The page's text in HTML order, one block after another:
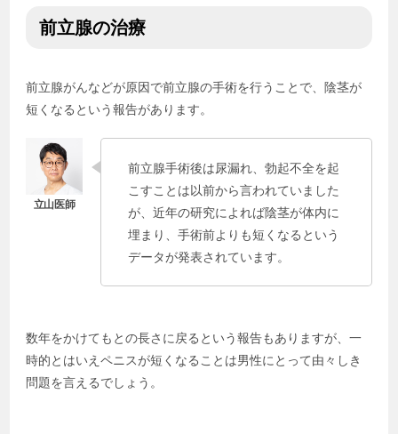
前立腺の治療
前立腺がんなどが原因で前立腺の手術を行うことで、陰茎が
短くなるという報告があります。
前立腺手術後は尿漏れ、勃起不全を起
こすことは以前から言われていました
が、近年の研究によれば陰茎が体内に
埋まり、手術前よりも短くなるという
データが発表されています。
数年をかけてもとの長さに戻るという報告もありますが、一
時的とはいえペニスが短くなることは男性にとって由々しき
問題を言えるでしょう。